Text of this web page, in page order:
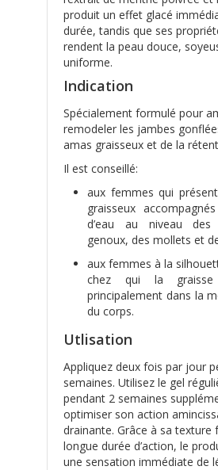
produit un effet glacé
durée, tandis que ses
rendent la peau douce,
uniforme.
Indication
Spécialement formulé pour
remodeler les jambes
amas graisseux et de la
Il est conseillé:
aux femmes qui
graisseux
d’eau au niveau des
genoux, des mollets et
aux femmes à la
chez qui la
principalement dans la
du corps.
Utlisation
Appliquez deux fois par jour
semaines. Utilisez le gel
pendant 2 semaines
optimiser son action
drainante. Grâce à sa texture
longue durée d’action, le
une sensation immédiate de